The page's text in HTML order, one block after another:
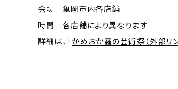
会場｜亀岡市内各店舗
時間｜各店舗により異なります
詳細は、「かめおか霧の芸術祭（外部リン